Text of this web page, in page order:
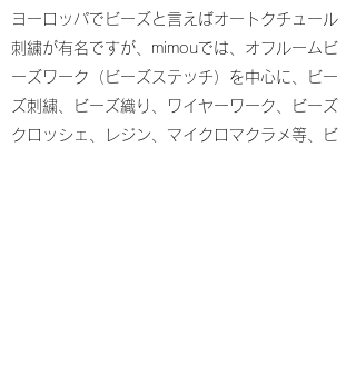
ヨーロッパでビーズと言えばオートクチュール
刺繍が有名ですが、mimouでは、オフルームビ
ーズワーク（ビーズステッチ）を中心に、ビー
ズ刺繍、ビーズ織り、ワイヤーワーク、ビーズ
クロッシェ、レジン、マイクロマクラメ等、ビ